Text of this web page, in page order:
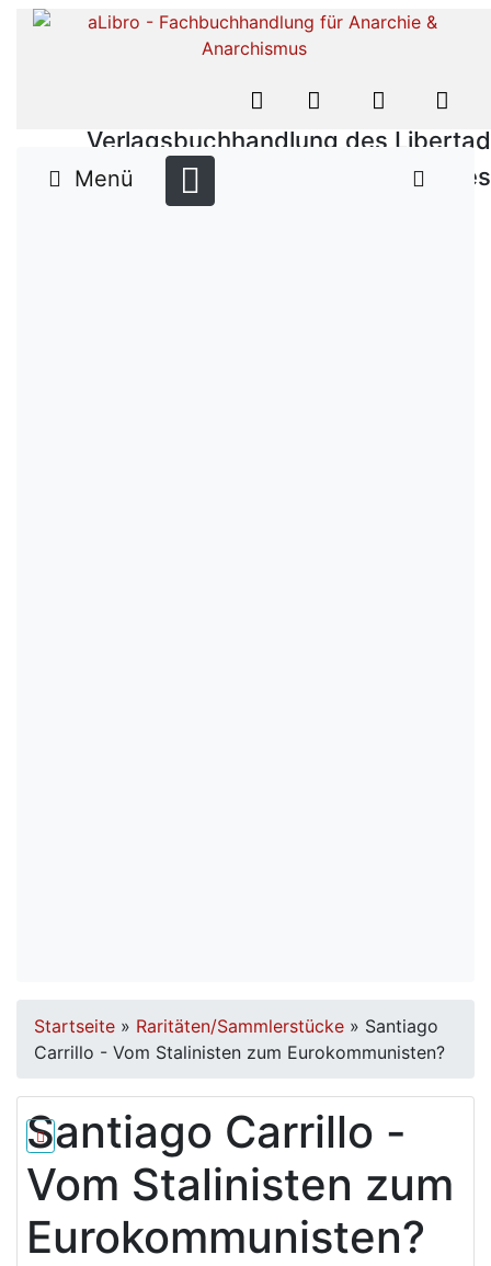
Verlagsbuchhandlung des Libertad
Verlages
Menü
Startseite » Raritäten/Sammlerstücke » Santiago
Carrillo - Vom Stalinisten zum Eurokommunisten?
Santiago Carrillo -
Vom Stalinisten zum
Eurokommunisten?